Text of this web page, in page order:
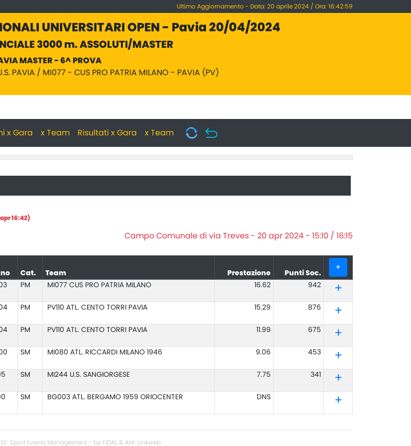
Ultimo Aggiornamento - Data: 20 aprile 2024 / Ora: 16:42:59
UNIVERSITARI OPEN - Pavia 20/04/2024
3000 m. ASSOLUTI/MASTER
MASTER - 6^ PROVA
PAVIA / MI077 - CUS PRO PATRIA MILANO - PAVIA (PV)
x Gara x Team Risultati x Gara x Team
16:42)
Campo Comunale di via Treves - 20 apr 2024 - 15:10 / 16:15
Cat. Team Prestazione Punti Soc.
+
PM MI077 CUS PRO PATRIA MILANO 16.62 942
PM PV110 ATL. CENTO TORRI PAVIA 15.29 876
PM PV110 ATL. CENTO TORRI PAVIA 11.99 675
SM MI080 ATL. RICCARDI MILANO 1946 9.06 453
SM MI244 U.S. SANGIORGESE 7.75 341
SM BG003 ATL. BERGAMO 1959 ORIOCENTER DNS
Sport Events Management - by FIDAL & AM-Linkweb